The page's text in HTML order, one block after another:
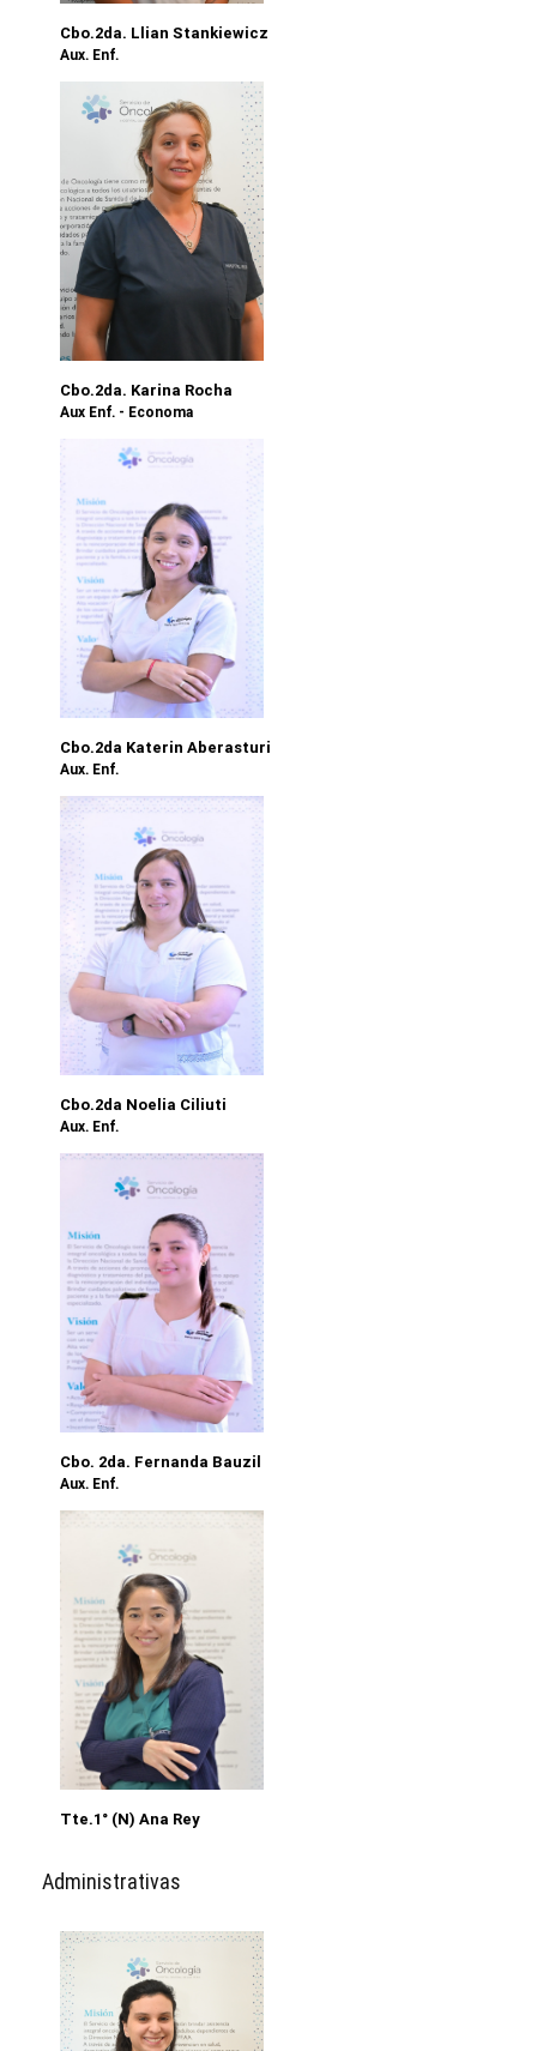
Cbo.2da. Llian Stankiewicz
Aux. Enf.
Cbo.2da. Karina Rocha
Aux Enf. - Economa
Cbo.2da Katerin Aberasturi
Aux. Enf.
Cbo.2da Noelia Ciliuti
Aux. Enf.
Cbo. 2da. Fernanda Bauzil
Aux. Enf.
Tte.1° (N) Ana Rey
Administrativas